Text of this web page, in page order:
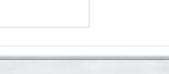
Peregrinação Diocesana de Frei